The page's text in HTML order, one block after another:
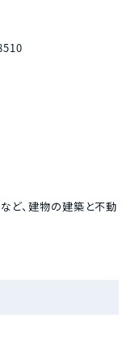
ど、建物の建築と不動